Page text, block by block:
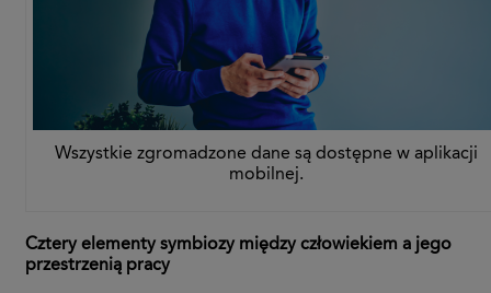
Wszystkie zgromadzone dane są dostępne w aplikacji
mobilnej.
Cztery elementy symbiozy między człowiekiem a jego
przestrzenią pracy